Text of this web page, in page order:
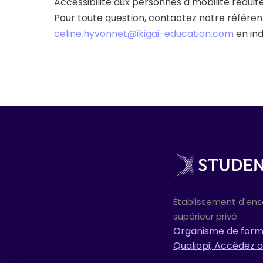
Pour toute question, contactez notre
celine.hyvonnet@ikigai-education.com en
Établissement
supérieur privé.
Organisme de
Qualiopi, Accédez